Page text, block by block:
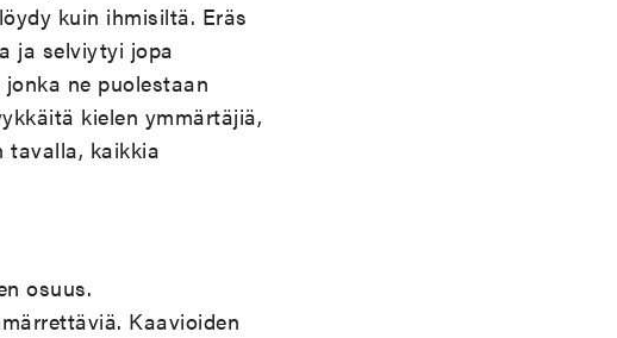
kuin ihmisiltä. Eräs
ja selviytyi jopa
ne puolestaan
kielen ymmärtäjiä,
tavalla, kaikkia
osuus.
Kaavioiden